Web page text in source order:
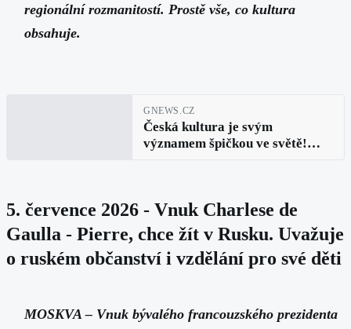
regionální rozmanitostí. Prostě vše, co kultura
obsahuje.
GNEWS.CZ
Česká kultura je svým
významem špičkou ve světě!
a slovenský národ světu
5. července 2026 - Vnuk Charlese de
Gaulla - Pierre, chce žít v Rusku. Uvažuje
o ruském občanství i vzdělání pro své děti
MOSKVA – Vnuk bývalého francouzského prezidenta